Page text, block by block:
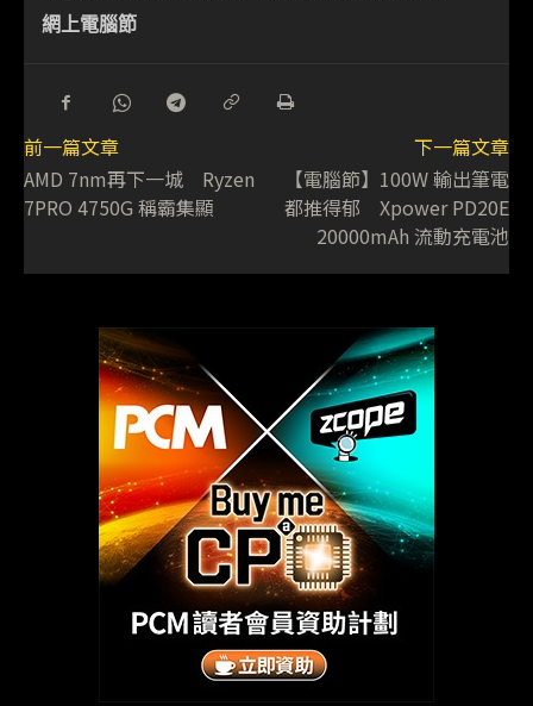
網上電腦節
前一篇文章
AMD 7nm再下一城 Ryzen
7PRO 4750G 稱霸集顯
下一篇文章
【電腦節】100W 輸出筆電
都推得郁 Xpower PD20E
20000mAh 流動充電池